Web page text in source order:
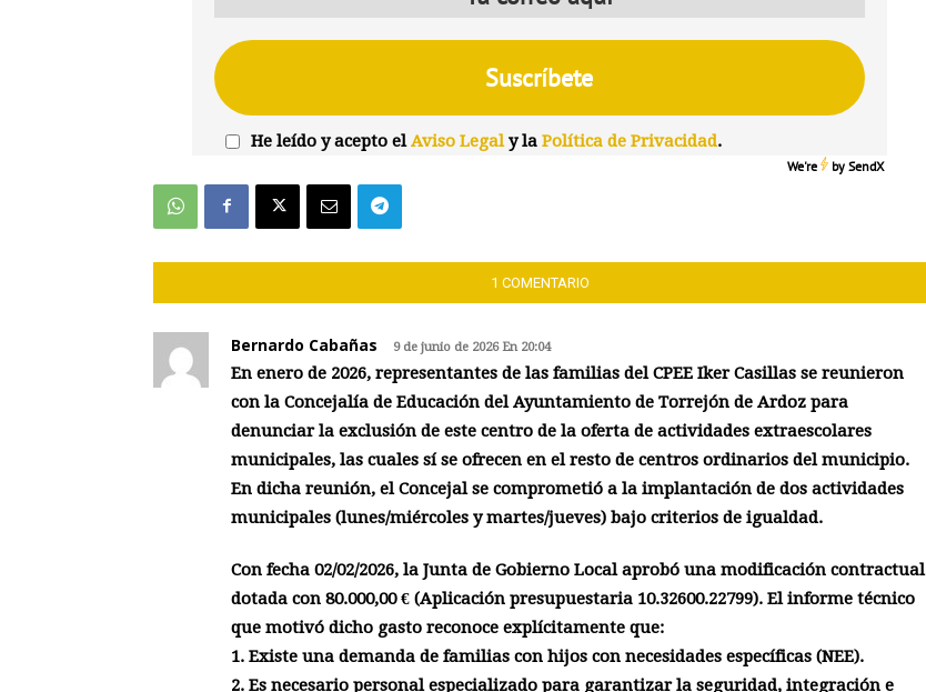
He leído y acepto elAviso Legaly la Política de Privacidad.
We're bySendX
1 COMENTARIO
Bernardo Cabañas 9 de junio de 2026 En 20:04
En enero de 2026, representantes de las familias del CPEE Iker Casillas se reunieron
con la Concejalía de Educación del Ayuntamiento de Torrejón de Ardoz para
denunciar la exclusión de este centro de la oferta de actividades extraescolares
municipales, las cuales sí se ofrecen en el resto de centros ordinarios del municipio.
En dicha reunión, el Concejal se comprometió a la implantación de dos actividades
municipales (lunes/miércoles y martes/jueves) bajo criterios de igualdad.
Con fecha 02/02/2026, la Junta de Gobierno Local aprobó una modificación contractual
dotada con 80.000,00 € (Aplicación presupuestaria 10.32600.22799). El informe técnico
que motivó dicho gasto reconoce explícitamente que:
1. Existe una demanda de familias con hijos con necesidades específicas (NEE).
2. Es necesario personal especializado para garantizar la seguridad, integración e